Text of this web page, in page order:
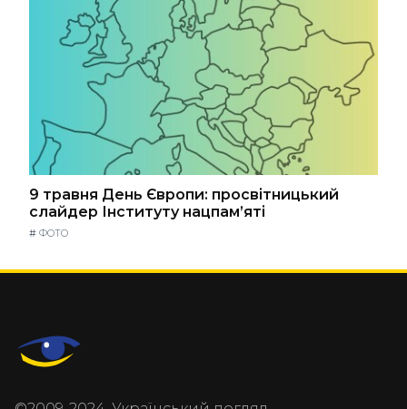
9 травня День Європи: просвітницький
слайдер Інституту нацпам’яті
# ФОТО